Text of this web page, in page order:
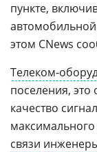
пункте,
этом CNews
Телеком-
поселения,
качество
связи